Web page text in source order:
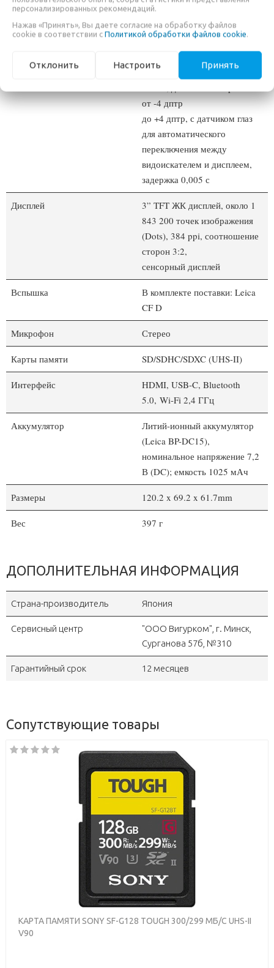
точек изображения (Dots), 60
кадров/с, увеличение: 0,74-
кратное
при соотношении сторон 4:3,
положение выходного зрачка:
от -4 дптр
до +4 дптр, с датчиком глаз
для автоматического
переключения между
видоискателем и дисплеем,
задержка 0,005 с
Дисплей
3” TFT ЖК дисплей, около 1
843 200 точек изображения
(Dots), 384 ppi, соотношение
сторон 3:2,
сенсорный дисплей
Вспышка
В комплекте поставки: Leica
CF D
Микрофон Стерео
Карты памяти SD/SDHC/SDXC (UHS-II)
Интерфейс
HDMI, USB-C, Bluetooth
5.0, Wi-Fi 2,4 ГГц
Аккумулятор
Литий-ионный аккумулятор
(Leica BP-DC15),
номинальное напряжение 7,2
В (DC); емкость 1025 мАч
Размеры 120.2 x 69.2 x 61.7mm
Вес 397 г
ДОПОЛНИТЕЛЬНАЯ ИНФОРМАЦИЯ
Страна-производитель Япония
Сервисный центр
"OOO Вигурком", г. Минск,
Сурганова 57б, №310
Гарантийный срок 12 месяцев
Сопутствующие товары
КАРТА ПАМЯТИ SONY SF-G128 TOUGH 300/299 МБ/С UHS-II
V90
персонализированных рекомендаций.
Нажав «Принять», Вы даете согласие на обработку файлов
cookie в соответствии с Политикой обработки файлов cookie.
Отклонить Настроить Принять